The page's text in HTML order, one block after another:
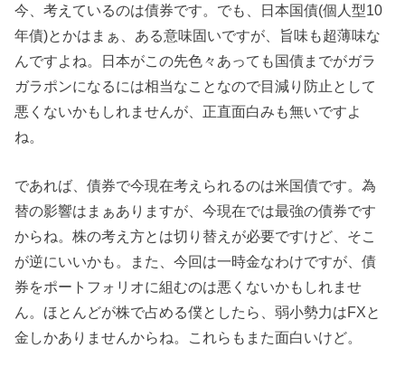
今、考えているのは債券です。でも、日本国債(個人型10
年債)とかはまぁ、ある意味固いですが、旨味も超薄味な
んですよね。日本がこの先色々あっても国債までがガラ
ガラポンになるには相当なことなので目減り防止として
悪くないかもしれませんが、正直面白みも無いですよ
ね。
であれば、債券で今現在考えられるのは米国債です。為
替の影響はまぁありますが、今現在では最強の債券です
からね。株の考え方とは切り替えが必要ですけど、そこ
が逆にいいかも。また、今回は一時金なわけですが、債
券をポートフォリオに組むのは悪くないかもしれませ
ん。ほとんどが株で占める僕としたら、弱小勢力はFXと
金しかありませんからね。これらもまた面白いけど。